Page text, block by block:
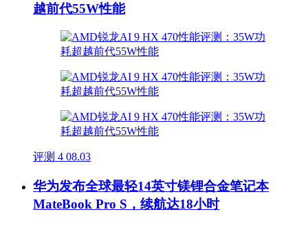
越前代55W性能
评测 4 08.03
华为发布全球最轻14英寸镁锂合金笔记本
MateBook Pro S，续航达18小时